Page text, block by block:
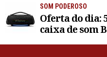
SOM PODEROSO
Oferta do dia:
caixa de som